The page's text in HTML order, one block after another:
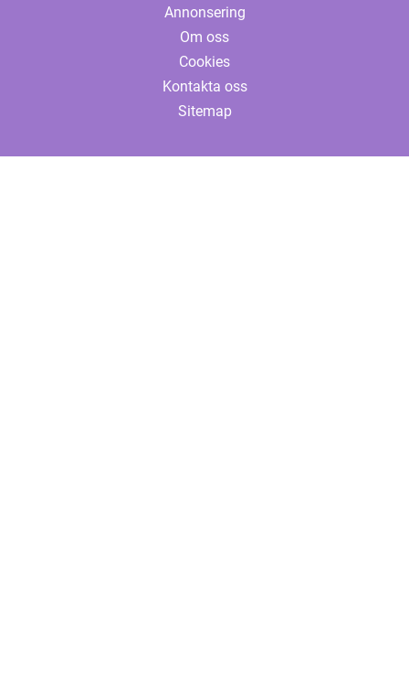
Annonsering
Om oss
Cookies
Kontakta oss
Sitemap